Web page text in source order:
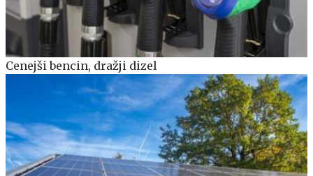
Cenejši bencin, dražji dizel